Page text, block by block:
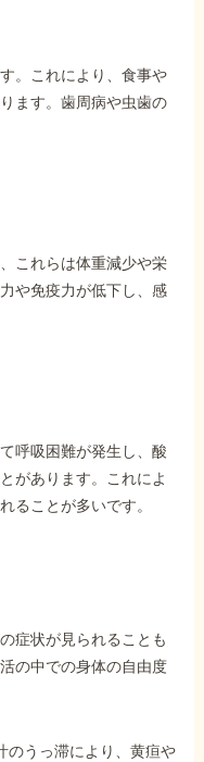
。これにより、食事や
ます。歯周病や虫歯の
これらは体重減少や栄
や免疫力が低下し、感
呼吸困難が発生し、酸
があります。これによ
ることが多いです。
症状が見られることも
の中での身体の自由度
のうっ滞により、黄疸や